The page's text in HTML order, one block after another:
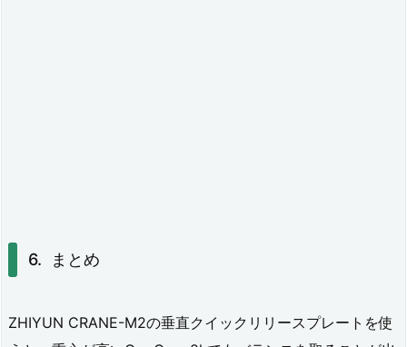
まとめ
ZHIYUN CRANE-M2の垂直クイックリリースプレートを使